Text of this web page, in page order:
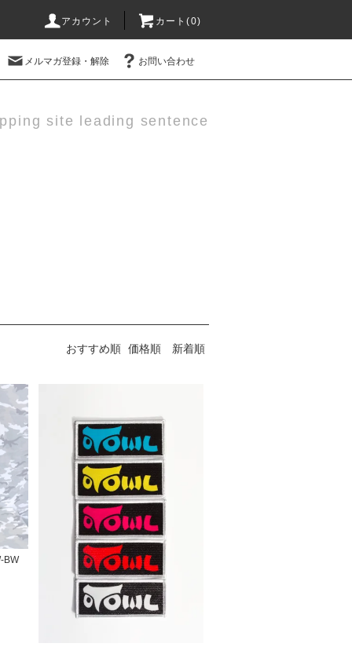
アカウント カート(0)
メルマガ登録・解除 お問い合わせ
site leading sentence
おすすめ順 価格順 新着順
BW